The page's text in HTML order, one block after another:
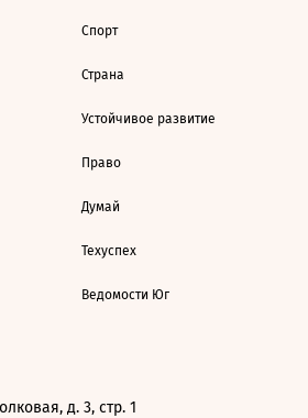
Спорт
Страна
Устойчивое развитие
Право
Думай
Техуспех
Ведомости Юг
д. 3, стр. 1